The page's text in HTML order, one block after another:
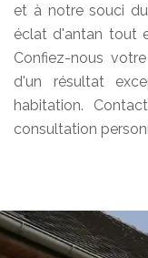
et à notre souci
éclat d'antan tout
Confiez-nous
d'un résultat
habitation.
consultation